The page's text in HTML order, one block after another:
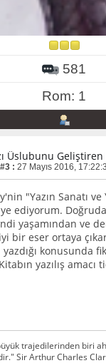
581
Rom: 1
Üslubunu
: 27 Mayıs 2016,
"Yazın Sanatı ve
ediyorum.
yaşamından ve
bir eser ortaya
yazdığı konusunda
yazılış amacı
trajedilerinden biri
Sir Arthur Charles